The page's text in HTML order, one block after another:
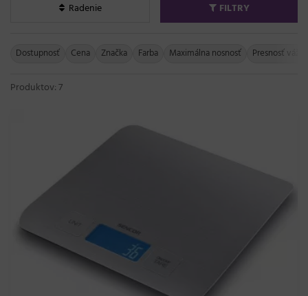
Radenie FILTRY
Dostupnosť Cena Značka Farba Maximálna nosnosť Presnosť
Produktov: 7